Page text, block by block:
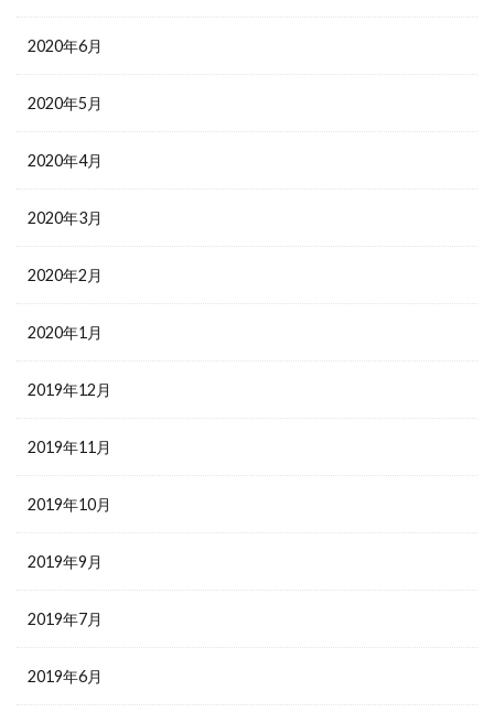
2020年6月
2020年5月
2020年4月
2020年3月
2020年2月
2020年1月
2019年12月
2019年11月
2019年10月
2019年9月
2019年7月
2019年6月